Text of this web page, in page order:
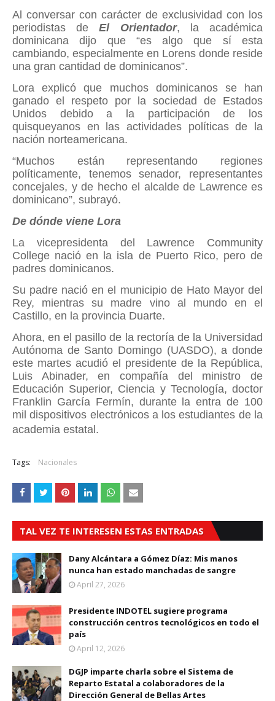
Al conversar con carácter de exclusividad con los
periodistas deEl Orientador, la académica
dominicana dijo que “es algo que sí esta
cambiando, especialmente en Lorens donde reside
una gran cantidad de dominicanos”.
Lora explicó que muchos dominicanos se han
ganado el respeto por la sociedad de Estados
Unidos debido a la participación de los
quisqueyanos en las actividades políticas de la
nación norteamericana.
“Muchos están representando regiones
políticamente, tenemos senador, representantes
concejales, y de hecho el alcalde de Lawrence es
dominicano”, subrayó.
De dónde viene Lora
La vicepresidenta del Lawrence Community
College nació en la isla de Puerto Rico, pero de
padres dominicanos.
Su padre nació en el municipio de Hato Mayor del
Rey, mientras su madre vino al mundo en el
Castillo, en la provincia Duarte.
Ahora, en el pasillo de la rectoría de la Universidad
Autónoma de Santo Domingo (UASDO), a donde
este martes acudió el presidente de la República,
Luis Abinader, en compañía del ministro de
Educación Superior, Ciencia y Tecnología, doctor
Franklin García Fermín, durante la entra de 100
mil dispositivos electrónicos a los estudiantes de la
academia estatal.
Tags: Nacionales
TAL VEZ TE INTERESEN ESTAS ENTRADAS
Dany Alcántara a Gómez Díaz: Mis manos
nunca han estado manchadas de sangre
April 27, 2026
Presidente INDOTEL sugiere programa
construcción centros tecnológicos en todo el
país
April 12, 2026
DGJP imparte charla sobre el Sistema de
Reparto Estatal a colaboradores de la
Dirección General de Bellas Artes